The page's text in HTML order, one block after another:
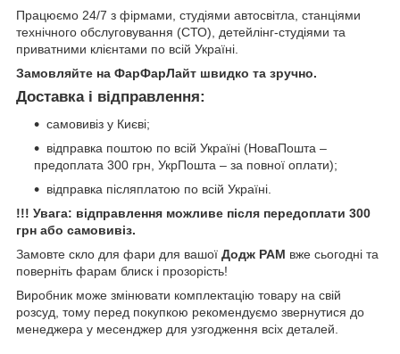
Працюємо 24/7 з фірмами, студіями автосвітла, станціями
технічного обслуговування (СТО), детейлінг-студіями та
приватними клієнтами по всій Україні.
Замовляйте на ФарФарЛайт швидко та зручно.
Доставка і відправлення:
самовивіз у Києві;
відправка поштою по всій Україні (НоваПошта –
предоплата 300 грн, УкрПошта – за повної оплати);
відправка післяплатою по всій Україні.
!!! Увага: відправлення можливе після передоплати 300
грн або самовивіз.
Замовте скло для фари для вашої Додж РАМ вже сьогодні та
поверніть фарам блиск і прозорість!
Виробник може змінювати комплектацію товару на свій
розсуд, тому перед покупкою рекомендуємо звернутися до
менеджера у месенджер для узгодження всіх деталей.